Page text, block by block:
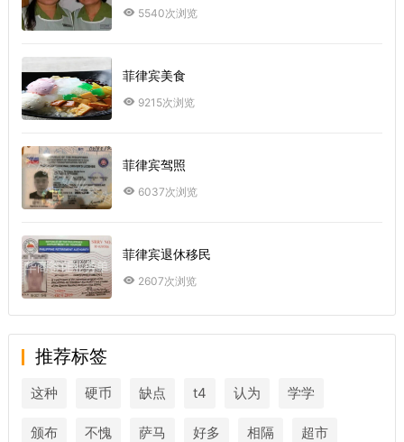
5540次浏览
菲律宾美食
9215次浏览
菲律宾驾照
6037次浏览
菲律宾退休移民
2607次浏览
推荐标签
这种 硬币 缺点 t4 认为 学学
颁布 不愧 萨马 好多 相隔 超市